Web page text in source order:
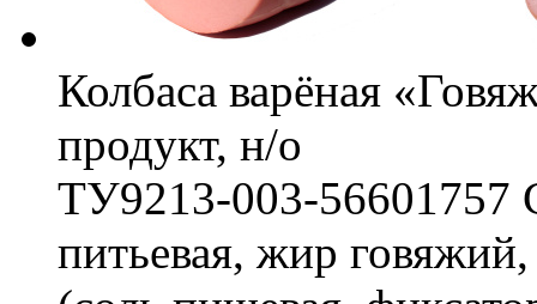
Колбаса варёная
продукт, н/о
ТУ9213-003-56601757
питьевая, жир